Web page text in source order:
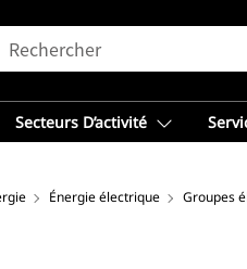
Secteurs D’activité
Énergie électrique Groupes